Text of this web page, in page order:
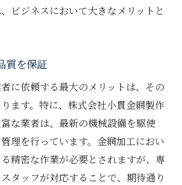
の継続的なアップデート
金網製作所の技術力に頼む利点
力を持つプロフェッショナル
工設備と技術
ズに応える柔軟性
フォーマンスの高さ
サポート体制
頼する際の最適な業者選び
ビジネスにおいて大きなメリットと
質を保証
に依頼する最大のメリットは、その
ます。特に、株式会社小貫金網製作
な業者は、最新の機械設備を駆使
理を行っています。金網加工におい
精密な作業が必要とされますが、専
タッフが対応することで、期待通り